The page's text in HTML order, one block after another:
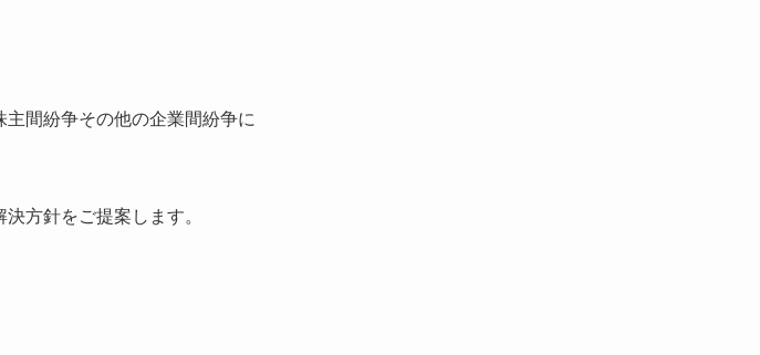
間紛争その他の企業間紛争に
方針をご提案します。